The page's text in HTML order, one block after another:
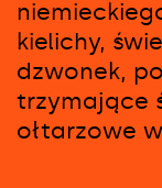
kielichy,
dzwonek,
trzymające
ołtarzowe